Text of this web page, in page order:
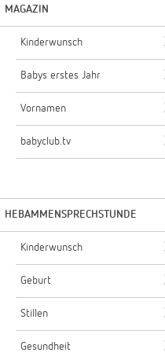
MAGAZIN
Kinderwunsch
Babys erstes Jahr
Vornamen
babyclub.tv
HEBAMMENSPRECHSTUNDE
Kinderwunsch
Geburt
Stillen
Gesundheit